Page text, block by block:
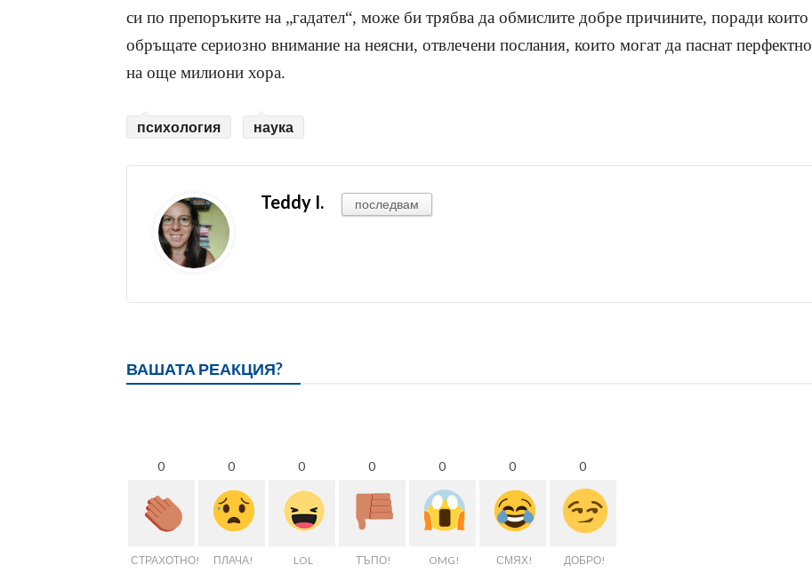
си по препоръките на „гадател“, може би трябва да обмислите добре причините, поради които
обръщате сериозно внимание на неясни, отвлечени послания, които могат да паснат перфектно
на още милиони хора.
психология наука
Teddy I. последвам
ВАШАТА РЕАКЦИЯ?
0
СТРАХОТНО!
0
ПЛАЧА!
0
LOL
0
ТЪПО!
0
OMG!
0
СМЯХ!
0
ДОБРО!